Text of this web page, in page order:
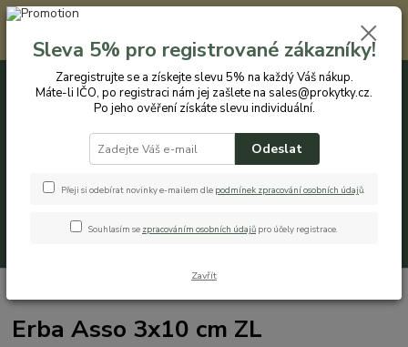
Registrovaným zákazníkům nabízíme slevu 5% na každý nákup. Máte-li
IČO, po registraci nám jej zašlete na sales@prokytky.cz. Po jeho ověření
získáte slevu individuální. Přejít na registraci →
CZK
+420 774 544 973 0ks
Erba Asso 3x10 cm ZL
Sleva 5% pro registrované zákazníky!
Zaregistrujte se a získejte slevu 5% na každý Váš nákup.
Máte-li IČO, po registraci nám jej zašlete na sales@prokytky.cz.
Po jeho ověření získáte slevu individuální.
Odeslat
Přeji si odebírat novinky e-mailem dle podmínek zpracování osobních údajů.
Souhlasím se zpracováním osobních údajů pro účely registrace.
Zavřít